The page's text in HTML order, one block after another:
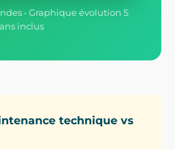
• Graphique évolution 5
ans inclus
technique vs